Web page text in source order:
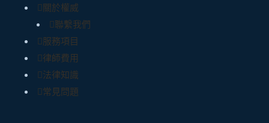
關於權威
聯繫我們
服務項目
律師費用
法律知識
常見問題